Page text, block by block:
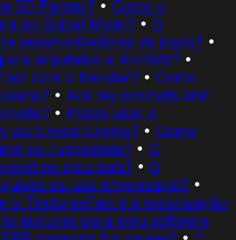
3D Painter? • Como o
ao Quixel Mixer? • O
desenvolvedores de jogos? •
arquitetos e ArchViz? •
com o Blender? • Como
• Are my prompts and
• Posso usar o
ou Unreal Engine? • Como
ou rugosidade? • O
no meu país? • O
ou uso empresarial? •
o TexturesFast e a texturização
texturas para meu software